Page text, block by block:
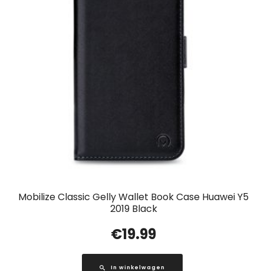
Mobilize Classic Gelly Wallet Book Case Huawei Y5
2019 Black
€19.99
In winkelwagen